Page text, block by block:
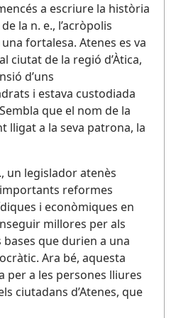
a escriure la història
la n. e., l’acròpolis
fortalesa. Atenes es va
ciutat de la regió d’Àtica,
d’uns
i estava custodiada
que el nom de la
lligat a la seva patrona, la
un legislador atenès
reformes
i econòmiques en
millores per als
que durien a una
Ara bé, aquesta
per a les persones lliures
ciutadans d’Atenes, que